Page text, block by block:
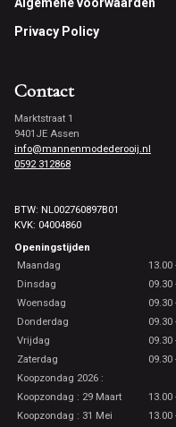
Algemene voorwaarden
Privacy Policy
Contact
Marktstraat 1
9401JE Assen
info@mannenmodederooij.nl
0592 312868
BTW: NL002760897B01
KVK: 04004860
Openingstijden
Maandag
13.00
Dinsdag
09.30
Woensdag
09.30
Donderdag
09.30
Vrijdag
09.30
Zaterdag
09.30
Koopzondag 2026 :
Koopzondag : 29 Maart
13.00
Koopzondag : 31 Mei
13.00